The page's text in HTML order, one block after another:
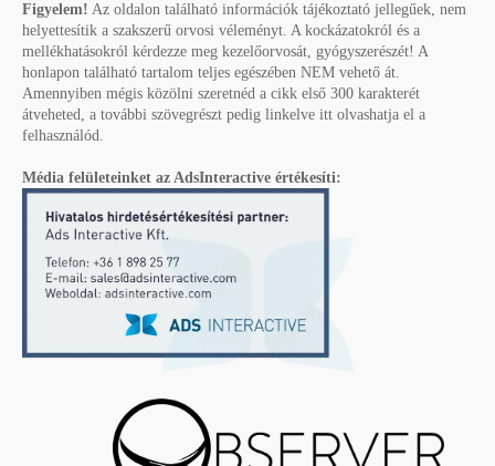
Figyelem! Az oldalon található információk tájékoztató jellegűek, nem
helyettesítik a szakszerű orvosi véleményt. A kockázatokról és a
mellékhatásokról kérdezze meg kezelőorvosát, gyógyszerészét! A
honlapon található tartalom teljes egészében NEM vehető át.
Amennyiben mégis közölni szeretnéd a cikk első 300 karakterét
átveheted, a további szövegrészt pedig linkelve itt olvashatja el a
felhasználód.
Média felületeinket az AdsInteractive értékesíti: